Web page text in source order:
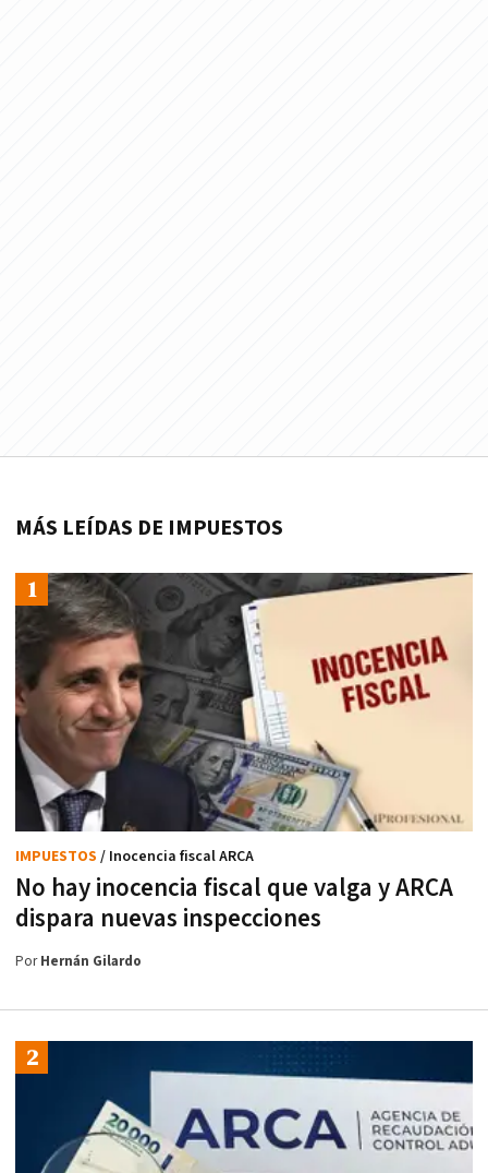
MÁS LEÍDAS DE IMPUESTOS
No hay inocencia fiscal que valga y ARCA
dispara nuevas inspecciones
IMPUESTOS / Inocencia fiscal ARCA
PorHernán Gilardo